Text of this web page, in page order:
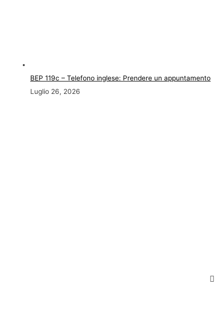
BEP 119c – Telefono inglese: Prendere un appuntamento
Luglio 26, 2026